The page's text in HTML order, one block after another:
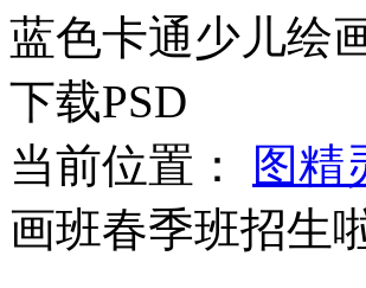
蓝色卡通少儿绘
下载PSD
当前位置：
图精
画班春季班招生